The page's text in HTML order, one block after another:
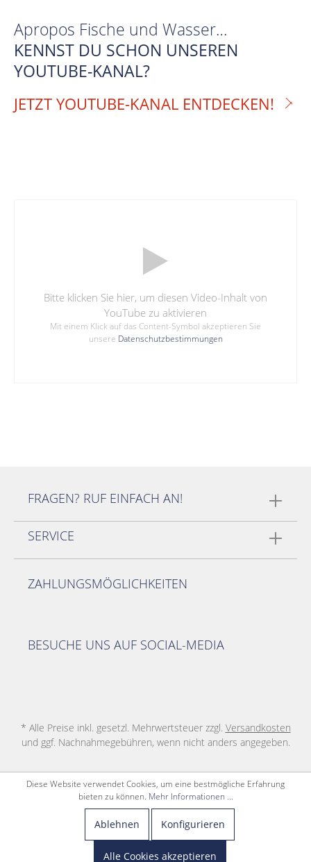
Apropos Fische und Wasser…
KENNST DU SCHON UNSEREN
YOUTUBE-KANAL?
JETZT YOUTUBE-KANAL ENTDECKEN!
Bitte klicken Sie hier, um diesen Video-Inhalt von
YouTube zu aktivieren
Mit einem Klick auf das Content-Symbol akzeptieren Sie
unsere Datenschutzbestimmungen
FRAGEN? RUF EINFACH AN!
SERVICE
ZAHLUNGSMÖGLICHKEITEN
BESUCHE UNS AUF SOCIAL-MEDIA
* Alle Preise inkl. gesetzl. Mehrwertsteuer zzgl. Versandkosten
und ggf. Nachnahmegebühren, wenn nicht anders angegeben.
Diese Website verwendet Cookies, um eine bestmögliche Erfahrung
bieten zu können. Mehr Informationen ...
Ablehnen Konfigurieren
Alle Cookies akzeptieren